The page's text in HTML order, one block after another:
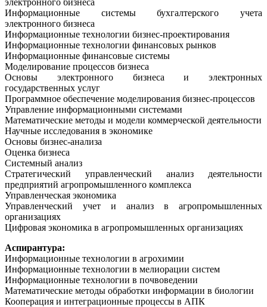
Информационные системы бухгалтерского учета
электронного бизнеса
Информационные технологии бизнес-проектирования
Информационные технологии финансовых рынков
Информационные финансовые системы
Моделирование процессов бизнеса
Основы электронного бизнеса и электронных
государственных услуг
Программное обеспечение моделирования бизнес-процессов
Управление информационными системами
Математические методы и модели коммерческой деятельности
Научные исследования в экономике
Основы бизнес-анализа
Оценка бизнеса
Системный анализ
Стратегический управленческий анализ деятельности
предприятий агропромышленного комплекса
Управленческая экономика
Управленческий учет и анализ в агропромышленных
организациях
Цифровая экономика в агропромышленных организациях
Аспирантура:
Информационные технологии в агрохимии
Информационные технологии в мелиорации систем
Информационные технологии в почвоведении
Математические методы обработки информации в биологии
Кооперация и интеграционные процессы в АПК